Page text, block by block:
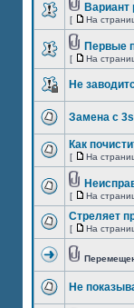
[ На
Пeрвыe
[ На
Не
Замена с
Как
[ На
[ На
Стреляет
[ На
Не